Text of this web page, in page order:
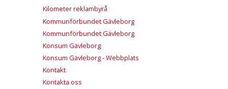
Kilometer reklambyrå
Kommunförbundet Gävleborg
Kommunförbundet Gävleborg
Konsum Gävleborg
Konsum Gävleborg - Webbplats
Kontakt
Kontakta oss